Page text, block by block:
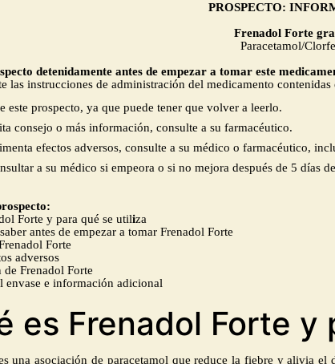
PROSPECTO:
Frenadol Forte
Paracetamol/
detenidamente antes de empezar a tomar este
las instrucciones de administración del medicamento
este prospecto, ya que puede tener que volver a leerlo.
consejo o más información, consulte a su farmacéutico.
efectos adversos, consulte a su médico o farmacéutico,
a su médico si empeora o si no mejora después de 5 días
Forte y para qué se utiliza
antes de empezar a tomar Frenadol Forte
Forte
adversos
de Frenadol Forte
envase e información adicional
es Frenadol Forte
una asociación de paracetamol que reduce la fiebre y alivia